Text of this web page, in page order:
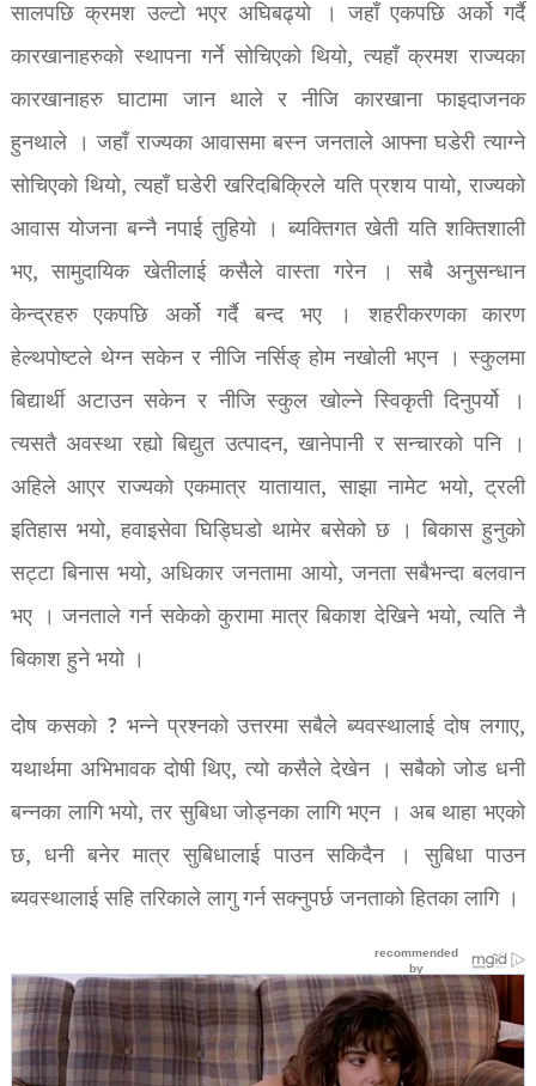
सालपछि क्रमश उल्टो भएर अघिबढ्यो । जहाँ एकपछि अर्को गर्दै
कारखानाहरुको स्थापना गर्ने सोचिएको थियो, त्यहाँ क्रमश राज्यका
कारखानाहरु घाटामा जान थाले र नीजि कारखाना फाइदाजनक
हुनथाले । जहाँ राज्यका आवासमा बस्न जनताले आफ्ना घडेरी त्याग्ने
सोचिएको थियो, त्यहाँ घडेरी खरिदबिक्रिले यति प्रशय पायो, राज्यको
आवास योजना बन्नै नपाई तुहियो । ब्यक्तिगत खेती यति शक्तिशाली
भए, सामुदायिक खेतीलाई कसैले वास्ता गरेन । सबै अनुसन्धान
केन्द्रहरु एकपछि अर्को गर्दै बन्द भए । शहरीकरणका कारण
हेल्थपोष्टले थेग्न सकेन र नीजि नर्सिङ् होम नखोली भएन । स्कुलमा
बिद्यार्थी अटाउन सकेन र नीजि स्कुल खोल्ने स्विकृती दिनुपर्यो ।
त्यसतै अवस्था रह्यो बिद्युत उत्पादन, खानेपानी र सन्चारको पनि ।
अहिले आएर राज्यको एकमात्र यातायात, साझा नामेट भयो, ट्रली
इतिहास भयो, हवाइसेवा घिड्घिडो थामेर बसेको छ । बिकास हुनुको
सट्टा बिनास भयो, अधिकार जनतामा आयो, जनता सबैभन्दा बलवान
भए । जनताले गर्न सकेको कुरामा मात्र बिकाश देखिने भयो, त्यति नै
बिकाश हुने भयो ।
दोेष कसको ? भन्ने प्रश्नको उत्तरमा सबैले ब्यवस्थालाई दोष लगाए,
यथार्थमा अभिभावक दोषी थिए, त्यो कसैले देखेन । सबैको जोड धनी
बन्नका लागि भयो, तर सुबिधा जोड्नका लागि भएन । अब थाहा भएको
छ, धनी बनेर मात्र सुबिधालाई पाउन सकिदैन । सुबिधा पाउन
ब्यवस्थालाई सहि तरिकाले लागु गर्न सक्नुपर्छ जनताको हितका लागि ।